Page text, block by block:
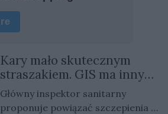
Kary mało skutecznym
straszakiem. GIS ma inny
pomysł
Główny inspektor sanitarny
proponuje powiązać szczepienia z